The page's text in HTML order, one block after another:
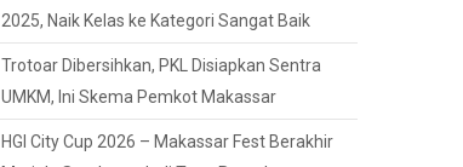
2025, Naik Kelas ke Kategori Sangat Baik
Trotoar Dibersihkan, PKL Disiapkan Sentra
UMKM, Ini Skema Pemkot Makassar
HGI City Cup 2026 – Makassar Fest Berakhir